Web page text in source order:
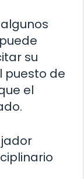
algunos
su
puesto de
el